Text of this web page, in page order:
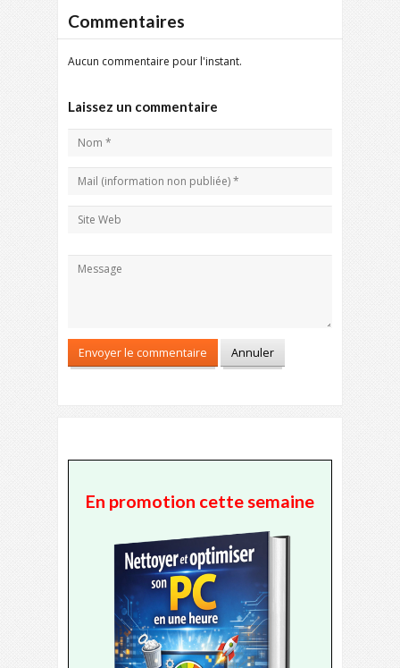
Commentaires
Aucun commentaire pour l'instant.
Laissez un commentaire
En promotion cette semaine